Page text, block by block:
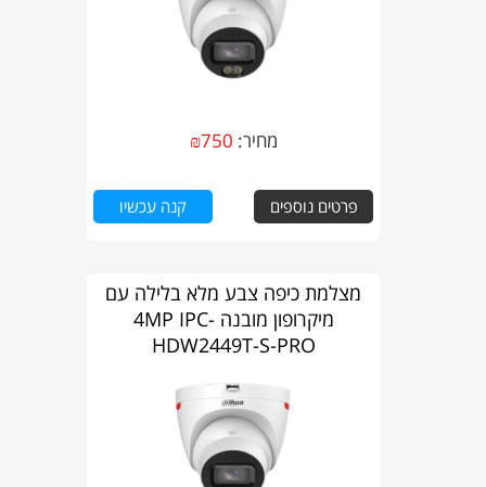
מחיר: ₪750
פרטים נוספים קנה עכשיו
מצלמת כיפה צבע מלא בלילה עם
מיקרופון מובנה 4MP IPC-
HDW2449T-S-PRO